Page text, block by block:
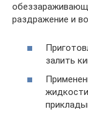
раздражение и
залить